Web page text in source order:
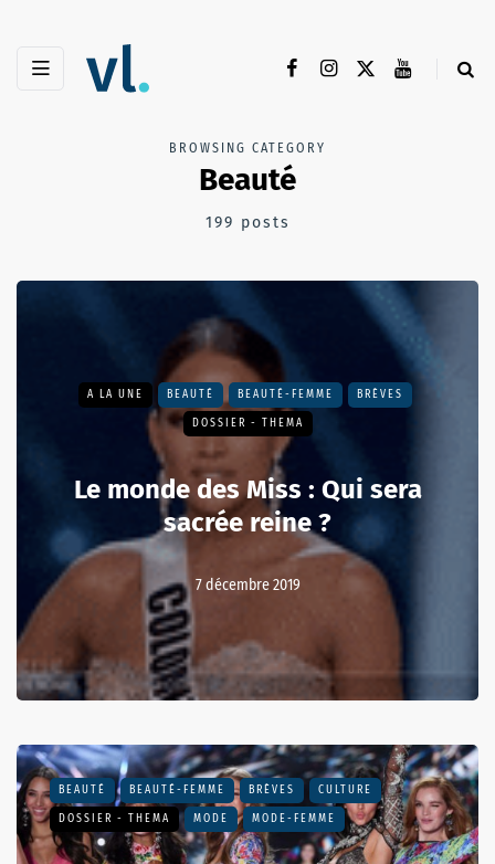
BROWSING CATEGORY
Beauté
199 posts
A LA UNE BEAUTÉ BEAUTÉ-FEMME BRÈVES
DOSSIER - THEMA
Le monde des Miss : Qui sera
sacrée reine ?
7 décembre 2019
BEAUTÉ BEAUTÉ-FEMME BRÈVES CULTURE
DOSSIER - THEMA MODE MODE-FEMME